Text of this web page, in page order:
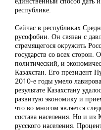
республике.
Сейчас в республиках
русофобии. Он связан с
стремящегося окружить
государств со всех сторон.
политический, и
Казахстан. Его президент
2010-е годы умело
результате Казахстану
развитую экономику и
что во многом является
состава населения. Но и из
русского населения.